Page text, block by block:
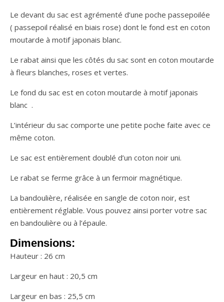
Le devant du sac est agrémenté d’une poche passepoilée
( passepoil réalisé en biais rose) dont le fond est en coton
moutarde à motif japonais blanc.
Le rabat ainsi que les côtés du sac sont en coton moutarde
à fleurs blanches, roses et vertes.
Le fond du sac est en coton moutarde à motif japonais
blanc .
L’intérieur du sac comporte une petite poche faite avec ce
même coton.
Le sac est entièrement doublé d’un coton noir uni.
Le rabat se ferme grâce à un fermoir magnétique.
La bandoulière, réalisée en sangle de coton noir, est
entièrement réglable. Vous pouvez ainsi porter votre sac
en bandoulière ou à l’épaule.
Dimensions:
Hauteur : 26 cm
Largeur en haut : 20,5 cm
Largeur en bas : 25,5 cm